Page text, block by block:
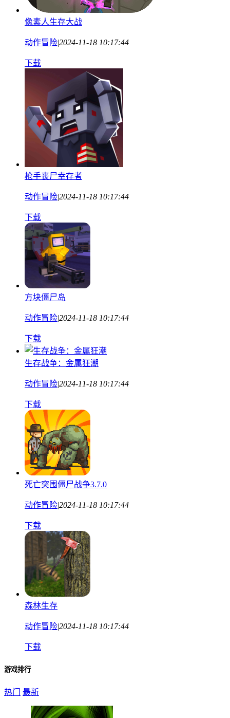
像素人生存大战
动作冒险|2024-11-18 10:17:44
下载
枪手丧尸幸存者
动作冒险|2024-11-18 10:17:44
下载
方块僵尸岛
动作冒险|2024-11-18 10:17:44
下载
生存战争：金属狂潮
动作冒险|2024-11-18 10:17:44
下载
死亡突围僵尸战争3.7.0
动作冒险|2024-11-18 10:17:44
下载
森林生存
动作冒险|2024-11-18 10:17:44
下载
游戏排行
热门 最新